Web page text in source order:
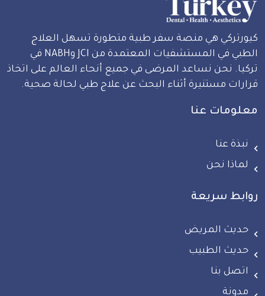
كيورتركي هي منصة سفر طبية متطورة تسهل العلاج
الطبي في المستشفيات المعتمدة من JCI وNABH في
تركيا. نحن نساعد المرضى في جميع أنحاء العالم على اتخاذ
قرارات مستنيرة أثناء البحث عن علاج طبي لحالة صحية.
معلومات عنا
نبذة عنا
لماذا نحن
روابط سريعة
حديث المريض
حديث الطبيب
اتصل بنا
مدونة